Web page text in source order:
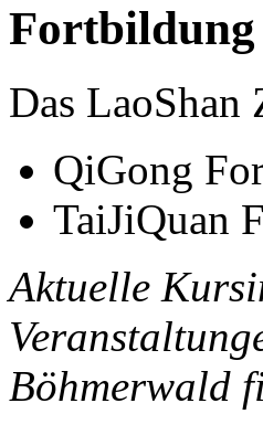
Fortbildung
Das LaoShan
QiGong
TaiJiQuan
Aktuelle
Böhmerwald